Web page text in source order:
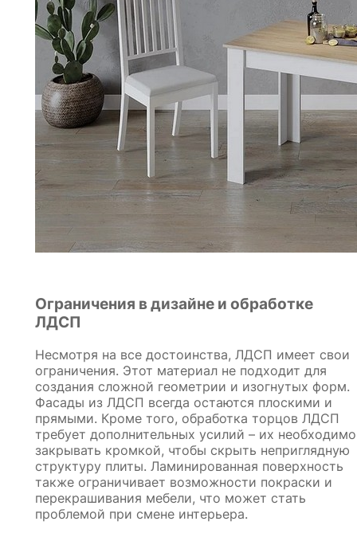
Ограничения в дизайне и обработке
ЛДСП
Несмотря на все достоинства, ЛДСП имеет свои
ограничения. Этот материал не подходит для
создания сложной геометрии и изогнутых форм.
Фасады из ЛДСП всегда остаются плоскими и
прямыми. Кроме того, обработка торцов ЛДСП
требует дополнительных усилий – их необходимо
закрывать кромкой, чтобы скрыть неприглядную
структуру плиты. Ламинированная поверхность
также ограничивает возможности покраски и
перекрашивания мебели, что может стать
проблемой при смене интерьера.